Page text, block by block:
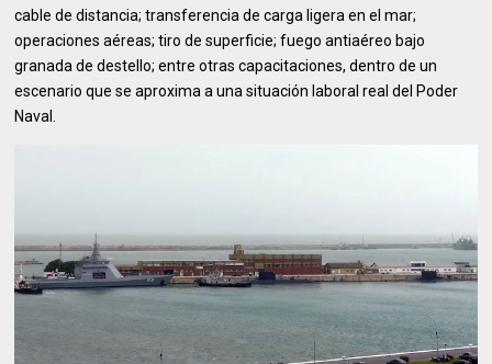
cable de distancia; transferencia de carga ligera en el mar;
operaciones aéreas; tiro de superficie; fuego antiaéreo bajo
granada de destello; entre otras capacitaciones, dentro de un
escenario que se aproxima a una situación laboral real del Poder
Naval.